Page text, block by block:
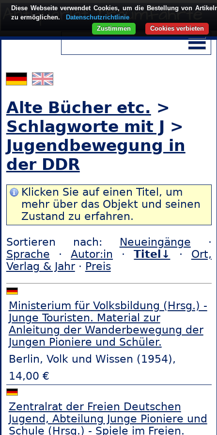
Alte Bücher etc. >
Schlagworte mit J >
Jugendbewegung in
der DDR
Klicken Sie auf einen Titel, um
mehr über das Objekt und seinen
Zustand zu erfahren.
Sortieren nach: Neueingänge ·
Sprache ·Autor:in ·Titel↓ · Ort,
Verlag & Jahr· Preis
Ministerium für Volksbildung (Hrsg.) -
Junge Touristen. Material zur
Anleitung der Wanderbewegung der
Jungen Pioniere und Schüler.
Berlin, Volk und Wissen (1954),
14,00 €
Zentralrat der Freien Deutschen
Jugend, Abteilung Junge Pioniere und
Schule (Hrsg.) - Spiele im Freien.
Diese Webseite verwendet Cookies, um die Bestellung von
zu ermöglichen.
Datenschutzrichtlinie
Cookies verbieten
Zustimmen